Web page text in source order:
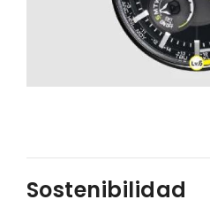
Sostenibilidad